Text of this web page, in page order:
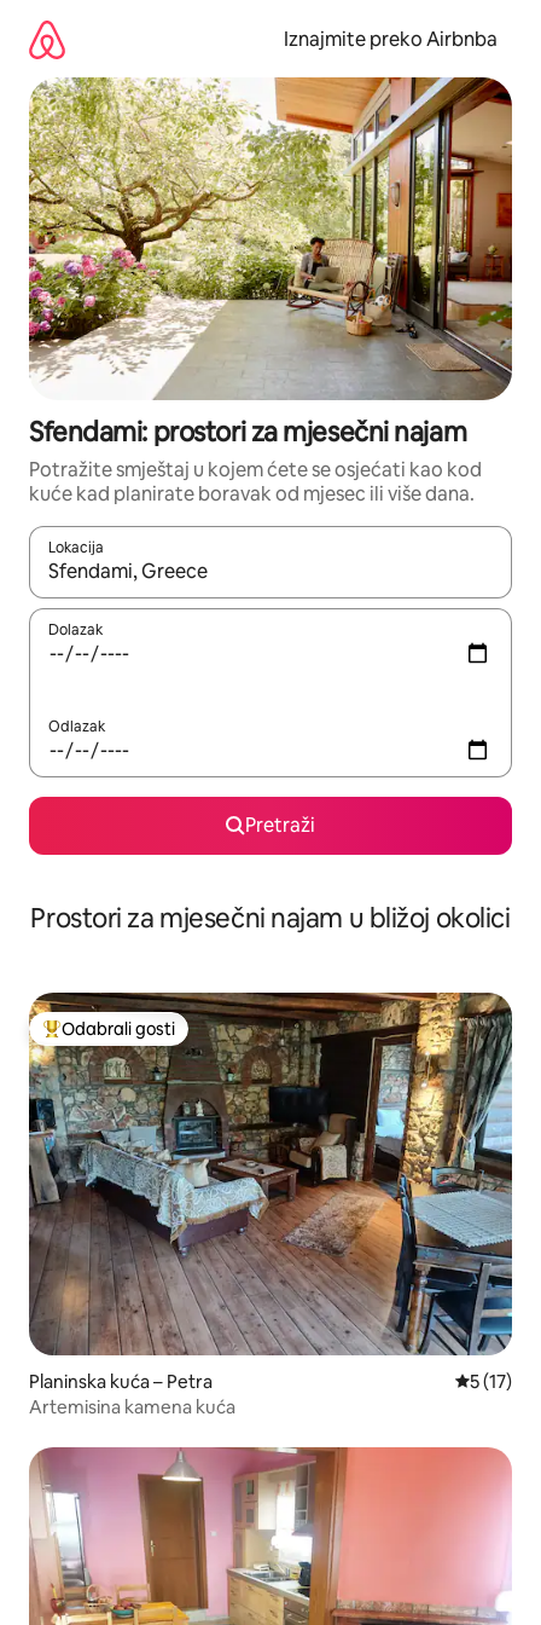
sadržaj
Iznajmite preko Airbnba
Sfendami: prostori za mjesečni najam
Potražite smještaj u kojem ćete se osjećati kao kod
kuće kad planirate boravak od mjesec ili više dana.
Lokacija
Kada budu dostupni rezultati, moći ćete ih pregledati
Dolazak
Odlazak
Pretraži
Prostori za mjesečni najam u bližoj okolici
Među najviše rangiranima s oznakom „Odabrali gosti”
Odabrali gosti
Planinska kuća – Petra Prosječna
5 (17)
Artemisina kamena kuća